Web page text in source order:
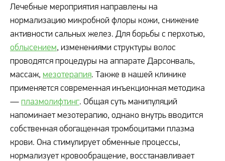
Лечебные мероприятия направлены на
нормализацию микробной флоры кожи, снижение
активности сальных желез. Для борьбы с перхотью,
облысением, изменениями структуры волос
проводятся процедуры на аппарате Дарсонваль,
массаж, мезотерапия. Также в нашей клинике
применяется современная инъекционная методика
— плазмолифтинг. Общая суть манипуляций
напоминает мезотерапию, однако внутрь вводится
собственная обогащенная тромбоцитами плазма
крови. Она стимулирует обменные процессы,
нормализует кровообращение, восстанавливает